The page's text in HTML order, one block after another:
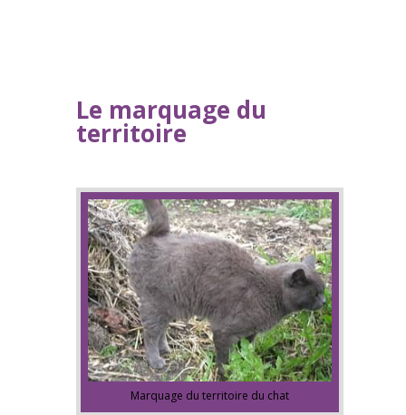
Le marquage du
territoire
Marquage du territoire du chat